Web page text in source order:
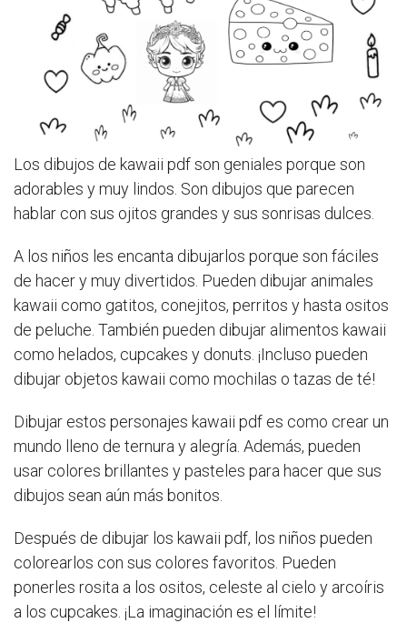
Los dibujos de kawaii pdf son geniales porque son
adorables y muy lindos. Son dibujos que parecen
hablar con sus ojitos grandes y sus sonrisas dulces.
A los niños les encanta dibujarlos porque son fáciles
de hacer y muy divertidos. Pueden dibujar animales
kawaii como gatitos, conejitos, perritos y hasta ositos
de peluche. También pueden dibujar alimentos kawaii
como helados, cupcakes y donuts. ¡Incluso pueden
dibujar objetos kawaii como mochilas o tazas de té!
Dibujar estos personajes kawaii pdf es como crear un
mundo lleno de ternura y alegría. Además, pueden
usar colores brillantes y pasteles para hacer que sus
dibujos sean aún más bonitos.
Después de dibujar los kawaii pdf, los niños pueden
colorearlos con sus colores favoritos. Pueden
ponerles rosita a los ositos, celeste al cielo y arcoíris
a los cupcakes. ¡La imaginación es el límite!